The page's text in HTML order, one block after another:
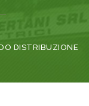
DISTRIBUZIONE